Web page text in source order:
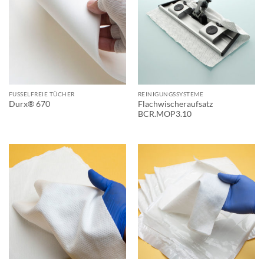
FUSSELFREIE TÜCHER
Durx® 670
REINIGUNGSSYSTEME
Flachwischeraufsatz
BCR.MOP3.10